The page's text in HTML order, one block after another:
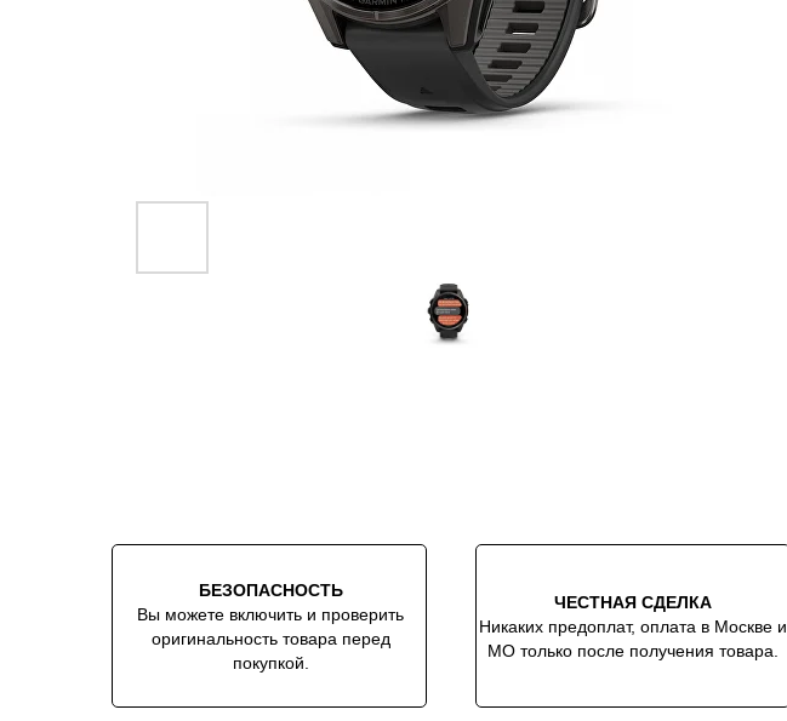
БЕЗОПАСНОСТЬ
Вы можете включить и проверить
оригинальность товара перед
покупкой.
ЧЕСТНАЯ СДЕЛКА
Никаких предоплат, оплата в Москве и
МО только после получения товара.